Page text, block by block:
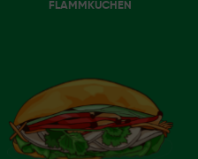
FLAMMKUCHEN